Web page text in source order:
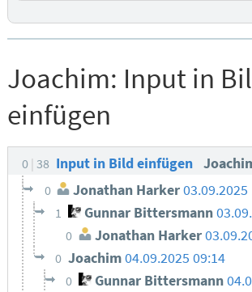
Joachim: Input in
einfügen
0 38 Input in Bild einfügen
0 Jonathan Harker03.09.2025
1 Gunnar Bittersmann
0 Jonathan Harker
0 Joachim04.09.2025 09:14
0 Gunnar Bittersmann